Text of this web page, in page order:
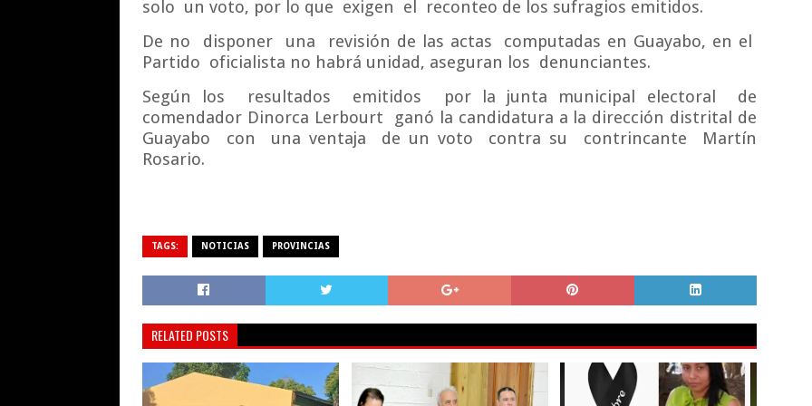
solo un voto, por lo que exigen el
reconteo de los sufragios emitidos.
De no
disponer una revisión de las actas
computadas en Guayabo, en el
Partido oficialista no habrá unidad, aseguran los denunciantes.
Según los
resultados emitidos por la junta municipal electoral
de
comendador Dinorca Lerbourt
ganó la candidatura a la dirección distrital de
Guayabo
con una ventaja de un voto contra su contrincante
Martín
Rosario.
TAGS: NOTICIAS PROVINCIAS
RELATED POSTS